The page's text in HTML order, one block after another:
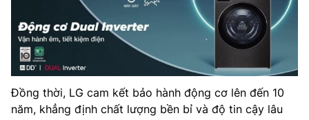
Đồng thời, LG cam kết bảo hành động cơ lên đến 10
năm, khẳng định chất lượng bền bỉ và độ tin cậy lâu